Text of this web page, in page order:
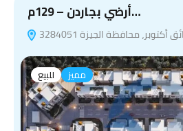
أرضي بجاردن – 129م…
للبيع مميز